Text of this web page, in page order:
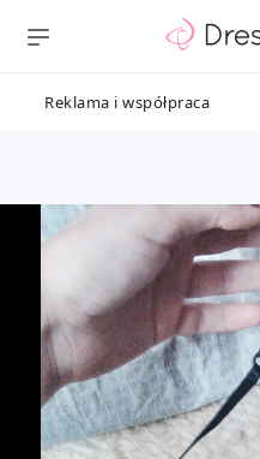
Reklama i współpraca